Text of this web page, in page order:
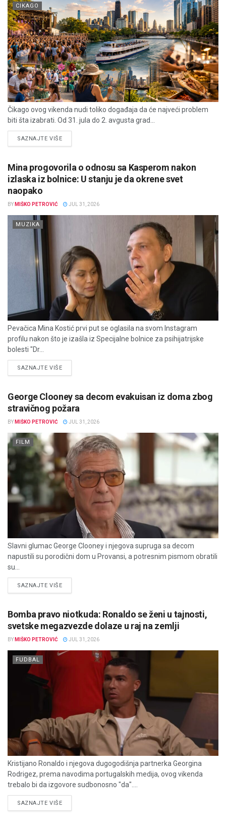
CIKAGO
Čikago ovog vikenda nudi toliko događaja da će najveći problem
biti šta izabrati. Od 31. jula do 2. avgusta grad...
SAZNAJTE VIŠEDETAILS
Mina progovorila o odnosu sa Kasperom nakon
izlaska iz bolnice: U stanju je da okrene svet
naopako
BY MIŠKO PETROVIĆ JUL 31, 2026
MUZIKA
Pevačica Mina Kostić prvi put se oglasila na svom Instagram
profilu nakon što je izašla iz Specijalne bolnice za psihijatrijske
bolesti "Dr...
SAZNAJTE VIŠEDETAILS
George Clooney sa decom evakuisan iz doma zbog
stravičnog požara
BY MIŠKO PETROVIĆ JUL 31, 2026
FILM
Slavni glumac George Clooney i njegova supruga sa decom
napustili su porodični dom u Provansi, a potresnim pismom obratili
su...
SAZNAJTE VIŠEDETAILS
Bomba pravo niotkuda: Ronaldo se ženi u tajnosti,
svetske megazvezde dolaze u raj na zemlji
BY MIŠKO PETROVIĆ JUL 31, 2026
FUDBAL
Kristijano Ronaldo i njegova dugogodišnja partnerka Georgina
Rodrigez, prema navodima portugalskih medija, ovog vikenda
trebalo bi da izgovore sudbonosno "da"....
SAZNAJTE VIŠEDETAILS